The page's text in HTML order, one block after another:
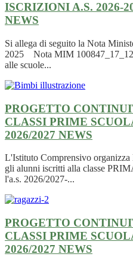
ISCRIZIONI A.S. 2026-
NEWS
Si allega di seguito la Nota
2025 Nota MIM
alle scuole...
PROGETTO
CLASSI PRIME
2026/2027 NEWS
L'Istituto Comprensivo
gli alunni iscritti alla classe
l'a.s. 2026/2027-...
PROGETTO
CLASSI PRIME
2026/2027 NEWS